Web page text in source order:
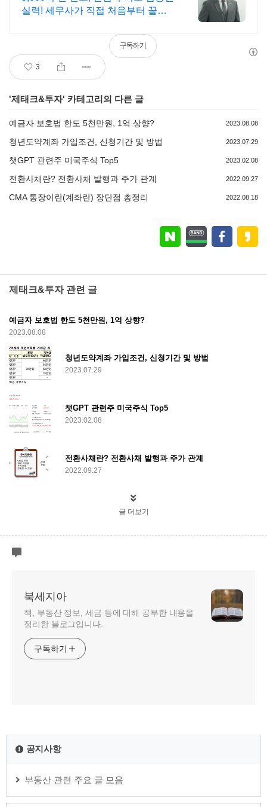
실력! 세무사가 직접 처음부터 끝까
3
구독하기
'제태크&투자' 카테고리의 다른 글
예금자 보호법 한도 5천만원, 1억 상향? 2023.08.08
청년도약계좌 가입조건, 신청기간 및 방법 2023.07.29
챗GPT 관련주 미국주식 Top5 2023.02.08
전환사채란? 전환사채 발행과 주가 관계 2022.09.27
CMA 통장이란(계좌란) 장단점 총정리 2022.08.18
제태크&투자 관련 글
예금자 보호법 한도 5천만원, 1억 상향?
2023.08.08
청년도약계좌 가입조건, 신청기간 및 방법
2023.07.29
챗GPT 관련주 미국주식 Top5
2023.02.08
전환사채란? 전환사채 발행과 주가 관계
2022.09.27
글 더보기
북세지아
책, 부동산 정보, 세금 등에 대해 공부한 내용을
정리한 블로그입니다.
구독하기
공지사항
부동산 관련 주요 글 모음